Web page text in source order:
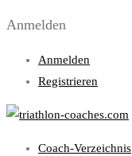
Anmelden
Anmelden
Registrieren
Coach-Verzeichnis